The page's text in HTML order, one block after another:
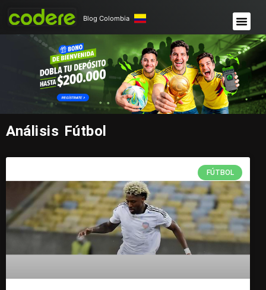
Blog Colombia
Análisis Fútbol
FÚTBOL